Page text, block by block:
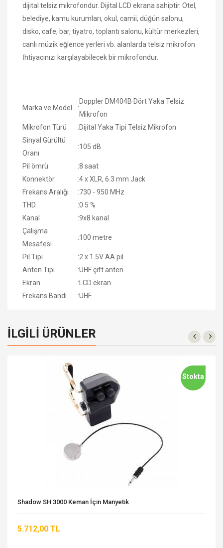
dijital telsiz mikrofondur. Dijital LCD ekrana sahiptir. Otel,
belediye, kamu kurumları, okul, camii, düğün salonu,
disko, cafe, bar, tiyatro, toplantı salonu, kültür merkezleri,
canlı müzik eğlence yerleri vb. alanlarda telsiz mikrofon
İhtiyacınızı karşılayabilecek bir mikrofondur.
Marka ve Model :
Doppler DM404B Dört Yaka Telsiz
Mikrofon
Mikrofon Türü
:Dijital Yaka Tipi Telsiz Mikrofon
Sinyal Gürültü
Oranı
:105 dB
Pil ömrü :8 saat
Konnektör
:4 x XLR, 6.3 mm Jack
Frekans Aralığı
:730 - 950 MHz
THD
:0.5 %
Kanal
:9x8 kanal
Çalışma
Mesafesi
:100 metre
Pil Tipi :2 x 1.5V AA pil
Anten Tipi
:UHF çift anten
Ekran
: LCD ekran
Frekans Bandı
:UHF
İLGILI ÜRÜNLER
Stokta
Shadow SH 3000 Keman İçin Manyetik
5.712,00 TL